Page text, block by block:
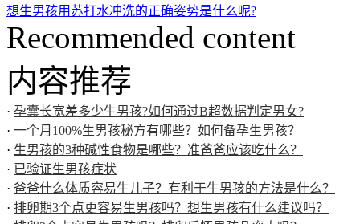
想生男孩用苏打水冲洗的正确姿势是什么呢?
Recommended content
内容推荐
· 孕囊长宽差多少生男孩?如何通过B超数据判定男女?
· 一个月100%生男孩秘方有哪些？如何备孕生男孩？
· 生男孩的3种碱性食物是哪些？准爸爸应该吃什么？
· 已验证生男孩症状
· 爸爸什么体质容易生儿子？有利于生男孩的方法是什么？
· 排卵期3个点更容易生男孩吗？想生男孩有什么建议吗？